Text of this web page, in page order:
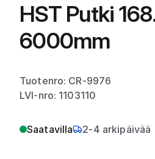
HST Putki
6000mm
Tuotenro: CR-9976
LVI-nro: 1103110
Saatavilla 2-4 arkipäivää